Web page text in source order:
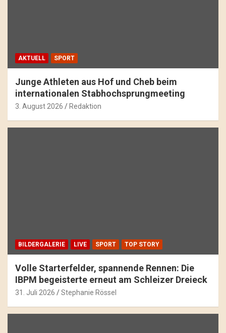
AKTUELL SPORT
Junge Athleten aus Hof und Cheb beim
internationalen Stabhochsprungmeeting
3. August 2026 Redaktion
BILDERGALERIE LIVE SPORT TOP STORY
Volle Starterfelder, spannende Rennen: Die
IBPM begeisterte erneut am Schleizer Dreieck
31. Juli 2026 Stephanie Rössel